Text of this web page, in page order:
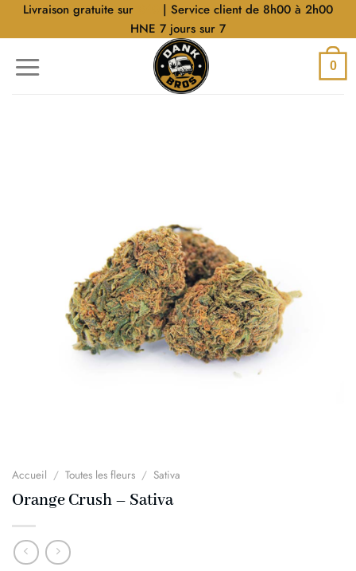
AllerLivraison gratuite sur
| Service client de 8h00 à 2h00
HNE 7 jours sur 7
0
Accueil / Toutes les fleurs / Sativa
Orange Crush – Sativa